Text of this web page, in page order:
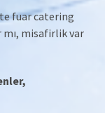
fuar catering
mı, misafirlik var